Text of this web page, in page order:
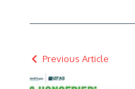
Previous Article